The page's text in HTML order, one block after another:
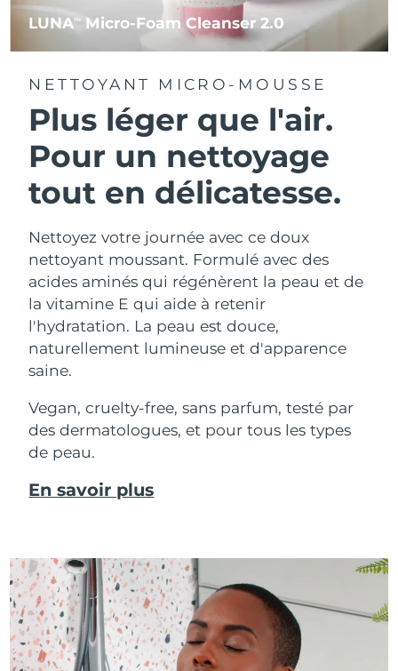
LUNATM Micro-Foam Cleanser 2.0
NETTOYANT MICRO-MOUSSE
Plus léger que l'air.
Pour un nettoyage
tout en délicatesse.
Nettoyez votre journée avec ce doux
nettoyant moussant. Formulé avec des
acides aminés qui régénèrent la peau et de
la vitamine E qui aide à retenir
l'hydratation. La peau est douce,
naturellement lumineuse et d'apparence
saine.
Vegan, cruelty-free, sans parfum, testé par
des dermatologues, et pour tous les types
de peau.
En savoir plus